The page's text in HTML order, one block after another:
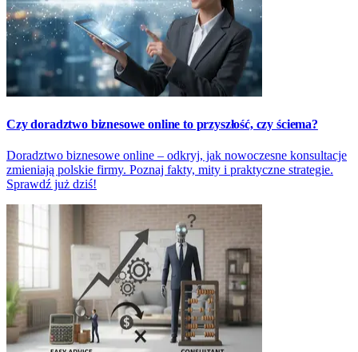
Czy doradztwo biznesowe online to przyszłość, czy ściema?
Doradztwo biznesowe online – odkryj, jak nowoczesne konsultacje
zmieniają polskie firmy. Poznaj fakty, mity i praktyczne strategie.
Sprawdź już dziś!